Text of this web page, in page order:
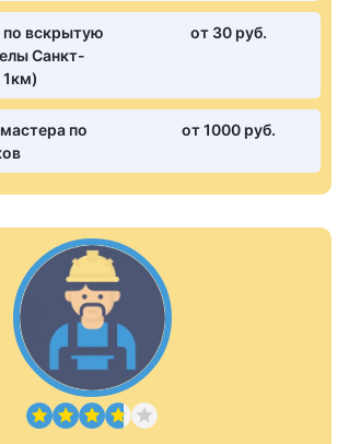
по вскрытую
Санкт-
1км)
от 30 pуб.
по
от 1000 pуб.